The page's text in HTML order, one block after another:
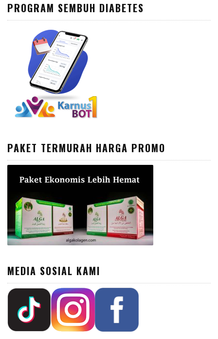
PROGRAM SEMBUH DIABETES
PAKET TERMURAH HARGA PROMO
MEDIA SOSIAL KAMI